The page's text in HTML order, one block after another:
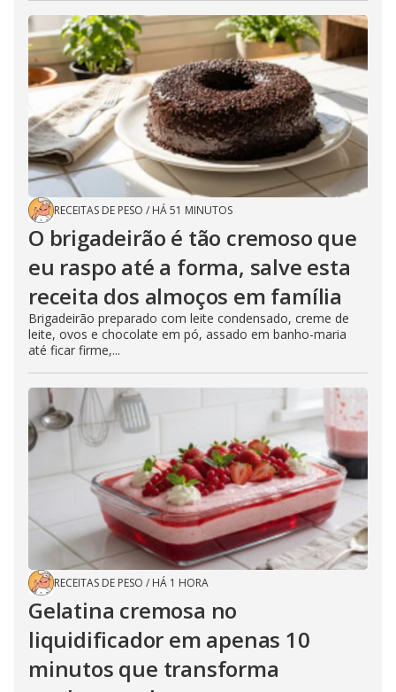
RECEITAS DE PESO / HÁ 51 MINUTOS
O brigadeirão é tão cremoso que
eu raspo até a forma, salve esta
receita dos almoços em família
Brigadeirão preparado com leite condensado, creme de
leite, ovos e chocolate em pó, assado em banho-maria
até ficar firme,...
RECEITAS DE PESO / HÁ 1 HORA
Gelatina cremosa no
liquidificador em apenas 10
minutos que transforma